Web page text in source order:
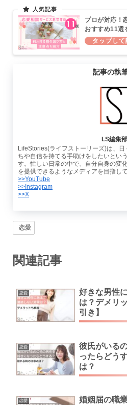
プロが対応！
おすすめ11選
記事の執
LS編集部
LifeStories(ライフストーリーズ)は、
ちや自信を持てる手助けをしたいとい
す。忙しい日常の中で、自分自身の変
を提供できるようなメディアを目指して
>>YouTube
>>Instagram
>>X
恋愛
関連記事
恋愛
好きな男性
は？デメリ
引き】
恋愛
彼氏がいる
ったらどう
は？
恋愛
婚姻届の職